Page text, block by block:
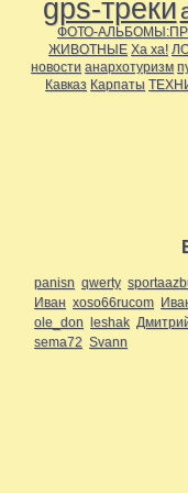
gps-треки
ФОТО-
ЖИВОТНЫЕ Ха ха!
новости анархотуризм
Кавказ Карпаты
panisn qwerty
Иван xoso66rucom
ole_don leshak
sema72 Svann